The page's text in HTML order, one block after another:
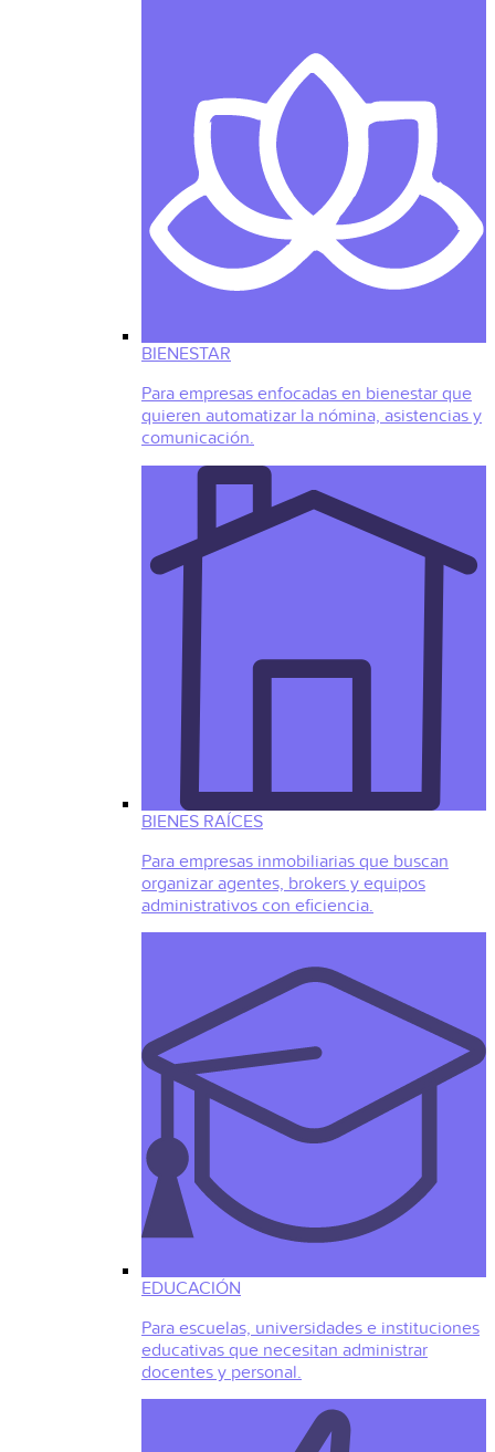
BIENESTAR
Para empresas enfocadas en bienestar que
quieren automatizar la nómina, asistencias y
comunicación.
BIENES RAÍCES
Para empresas inmobiliarias que buscan
organizar agentes, brokers y equipos
administrativos con eficiencia.
EDUCACIÓN
Para escuelas, universidades e instituciones
educativas que necesitan administrar
docentes y personal.